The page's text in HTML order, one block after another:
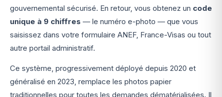
gouvernemental sécurisé. En retour, vous obtenez un code
unique à 9 chiffres — le numéro e-photo — que vous
saisissez dans votre formulaire ANEF, France-Visas ou tout
autre portail administratif.
Ce système, progressivement déployé depuis 2020 et
généralisé en 2023, remplace les photos papier
traditionnelles pour toutes les demandes dématérialisées. Il